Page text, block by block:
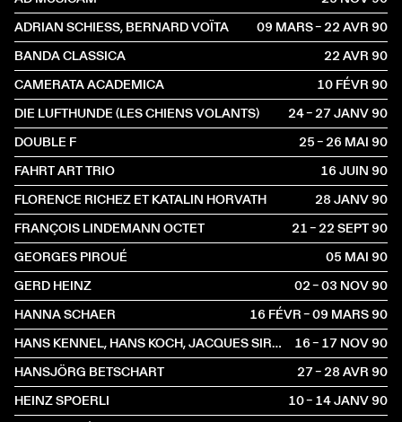
ADRIAN SCHIESS, BERNARD VOÏTA
09 MARS – 22 AVR1990
BANDA CLASSICA
22 AVR1990
CAMERATA ACADEMICA
10 FÉVR1990
DIE LUFTHUNDE (LES CHIENS VOLANTS)
24 – 27 JANV1990
DOUBLE F
25 – 26 MAI1990
FAHRT ART TRIO
16 JUIN1990
FLORENCE RICHEZ ET KATALIN HORVATH
28 JANV1990
FRANÇOIS LINDEMANN OCTET
21 – 22 SEPT1990
GEORGES PIROUÉ
05 MAI1990
GERD HEINZ
02 – 03 NOV1990
HANNA SCHAER
16 FÉVR – 09 MARS1990
HANS KENNEL, HANS KOCH, JACQUES SIRON, CHRISTOPH BAUMANN
16 – 17 NOV1990
HANSJÖRG BETSCHART
27 – 28 AVR1990
HEINZ SPOERLI
10 – 14 JANV1990